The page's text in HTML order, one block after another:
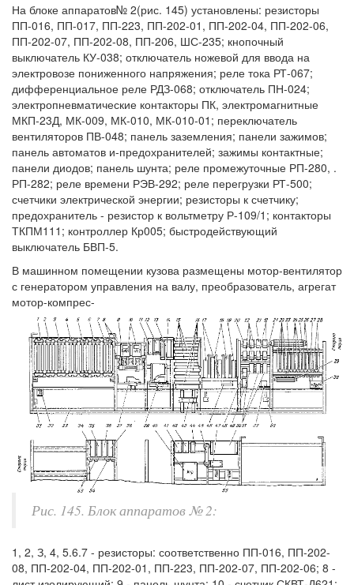
На блоке аппаратов№ 2(рис. 145) установлены: резисторы
ПП-016, ПП-017, ПП-223, ПП-202-01, ПП-202-04, ПП-202-06,
ПП-202-07, ПП-202-08, ПП-206, ШС-235; кнопочный
выключатель КУ-038; отключатель ножевой для ввода на
электровозе пониженного напряжения; реле тока РТ-067;
дифференциальное реле РДЗ-068; отключатель ПН-024;
электропневматические контакторы ПК, электромагнитные
МКП-23Д, МК-009, МК-010, МК-010-01; переключатель
вентиляторов ПВ-048; панель заземления; панели зажимов;
панель автоматов и-предохранителей; зажимы контактные;
панели диодов; панель шунта; реле промежуточные РП-280, .
РП-282; реле времени РЭВ-292; реле перегрузки РТ-500;
счетчики электрической энергии; резисторы к счетчику;
предохранитель - резистор к вольтметру Р-109/1; контакторы
ТКПМ111; контроллер Кр005; быстродействующий
выключатель БВП-5.
В машинном помещении кузова размещены мотор-вентилятор
с генератором управления на валу, преобразователь, агрегат
мотор-компрес-
Рис. 145. Блок аппаратов № 2:
1, 2, З, 4, 5.6.7 - резисторы: соответственно ПП-016, ПП-202-
08, ПП-202-04, ПП-202-01, ПП-223, ПП-202-07, ПП-202-06; 8 -